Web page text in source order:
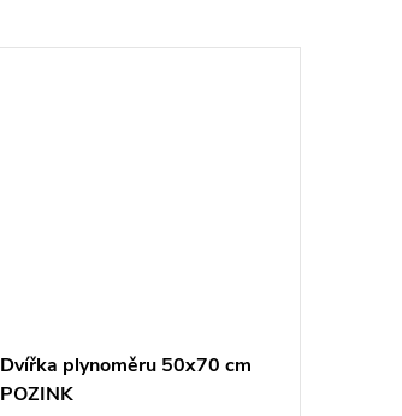
Dvířka plynoměru 50x70 cm
POZINK